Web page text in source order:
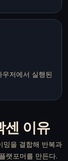
저에서 실행된
센 이유
밍을 결합해 반복과
랫포머를 만든다.